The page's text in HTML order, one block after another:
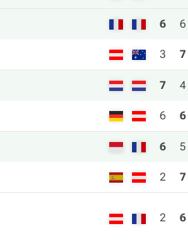
6 6
3 7
7 4
6 6
6 5
2 7
2 6